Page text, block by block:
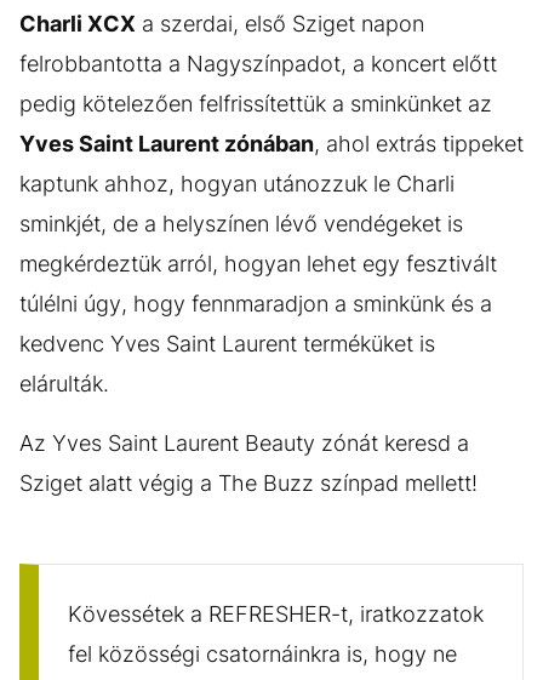
Charli XCX a szerdai, első Sziget napon
felrobbantotta a Nagyszínpadot, a koncert előtt
pedig kötelezően felfrissítettük a sminkünket az
Yves Saint Laurent zónában, ahol extrás tippeket
kaptunk ahhoz, hogyan utánozzuk le Charli
sminkjét, de a helyszínen lévő vendégeket is
megkérdeztük arról, hogyan lehet egy fesztivált
túlélni úgy, hogy fennmaradjon a sminkünk és a
kedvenc Yves Saint Laurent terméküket is
elárulták.
Az Yves Saint Laurent Beauty zónát keresd a
Sziget alatt végig a The Buzz színpad mellett!
Kövessétek a REFRESHER-t, iratkozzatok
fel közösségi csatornáinkra is, hogy ne